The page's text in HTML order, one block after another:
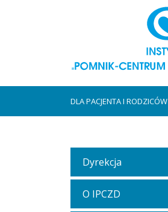
DLA PACJENTA I RODZICÓW
Dyrekcja
O IPCZD